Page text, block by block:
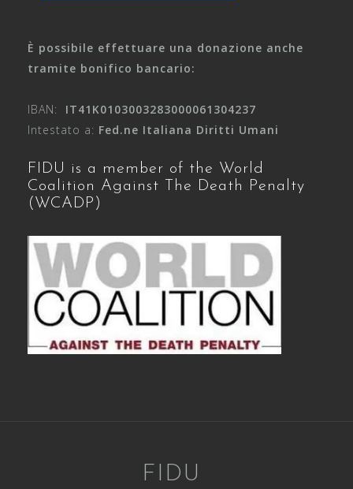
È possibile effettuare una donazione anche
tramite bonifico bancario:
IBAN: IT41K0103003283000061304237
Intestato a: Fed.ne Italiana Diritti Umani
FIDU is a member of the World
Coalition Against The Death Penalty
(WCADP)
FIDU